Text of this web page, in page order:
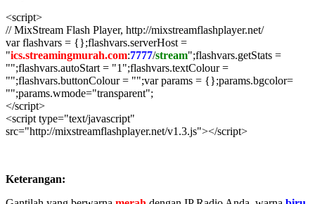
<script>
// MixStream Flash Player, http://mixstreamflashplayer.net/
var flashvars = {};flashvars.serverHost =
"ics.streamingmurah.com:7777/stream";flashvars.getStats =
"";flashvars.autoStart = "1";flashvars.textColour =
"";flashvars.buttonColour = "";var params = {};params.bgcolor=
"";params.wmode="transparent";
</script>
<script type="text/javascript"
src="http://mixstreamflashplayer.net/v1.3.js"></script>
Keterangan: